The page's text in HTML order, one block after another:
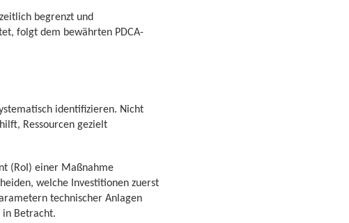
begrenzt und
folgt dem bewährten PDCA-
identifizieren. Nicht
Ressourcen gezielt
(RoI) einer Maßnahme
welche Investitionen zuerst
technischer Anlagen
in Betracht.